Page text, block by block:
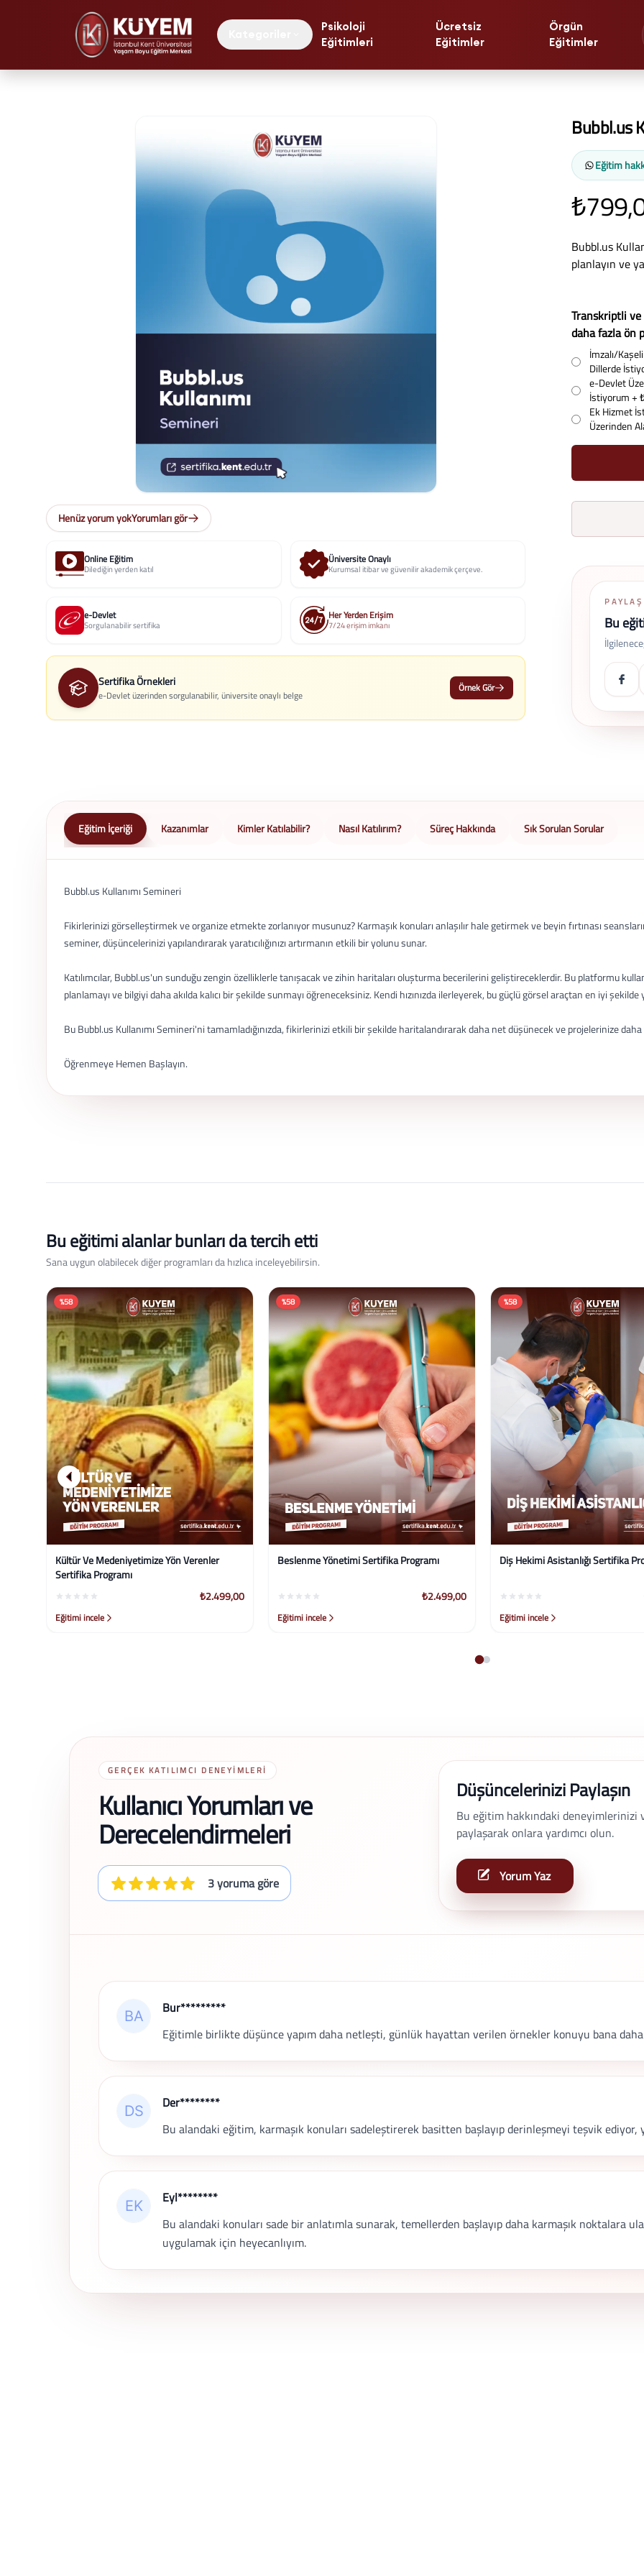
Psikoloji
Eğitimleri
Ücretsiz
Eğitimler
Örgün
Eğitimler
Henüz yorum yokYorumları gör
Online Eğitim
Dilediğin yerden katıl
Üniversite Onaylı
Kurumsal itibar ve güvenilir akademik çerçeve.
e-Devlet
Sorgulanabilir sertifika
Her Yerden Erişim
7/24 erişim imkanı
Sertifika Örnekleri
e-Devlet üzerinden sorgulanabilir, üniversite onaylı belge
Örnek Gör
Bubbl.us
Eğitim
Bubbl.us
planlayın ve
Transkriptli ve
daha fazla ön
İmzalı/
Dillerde
e-Devlet
İstiyorum+
Ek Hizmet
Üzerinden
PAYLAŞ
Bu
Eğitim İçeriği Kazanımlar Kimler Katılabilir? Nasıl Katılırım? Süreç Hakkında Sık Sorulan Sorular
Bubbl.us Kullanımı Semineri
Fikirlerinizi görselleştirmek ve organize etmekte zorlanıyor musunuz? Karmaşık konuları anlaşılır hale getirmek ve beyin fırtınası
seminer, düşüncelerinizi yapılandırarak yaratıcılığınızı artırmanın etkili bir yolunu sunar.
Katılımcılar, Bubbl.us'un sunduğu zengin özelliklerle tanışacak ve zihin haritaları oluşturma becerilerini geliştireceklerdir. Bu platformu
planlamayı ve bilgiyi daha akılda kalıcı bir şekilde sunmayı öğreneceksiniz. Kendi hızınızda ilerleyerek, bu güçlü görsel araçtan en iyi
Bu Bubbl.us Kullanımı Semineri'ni tamamladığınızda, fikirlerinizi etkili bir şekilde haritalandırarak daha net düşünecek ve projelerinize
Öğrenmeye Hemen Başlayın.
Bu eğitimi alanlar bunları da tercih etti
Sana uygun olabilecek diğer programları da hızlıca inceleyebilirsin.
%58
Beslenme Yönetimi Sertifika Programı
₺2.499,00
Eğitimi incele
%58
Diş Hekimi Asistanlığı Sertifika Programı
₺2.499,00
Eğitimi incele
%58
Mindfulness Sertifika Programı
Eğitimi incele
GERÇEK KATILIMCI DENEYIMLERI
Kullanıcı Yorumları ve
Derecelendirmeleri
3 yoruma göre
Düşüncelerinizi Paylaşın
Bu eğitim hakkındaki deneyimlerinizi
paylaşarak onlara yardımcı olun.
Yorum Yaz
Son Yorumlar
Bur*********
Eğitimle birlikte düşünce yapım daha netleşti, günlük hayattan verilen örnekler konuyu bana
Der********
Bu alandaki eğitim, karmaşık konuları sadeleştirerek basitten başlayıp derinleşmeyi teşvik
Eyl********
Bu alandaki konuları sade bir anlatımla sunarak, temellerden başlayıp daha karmaşık noktalara
uygulamak için heyecanlıyım.